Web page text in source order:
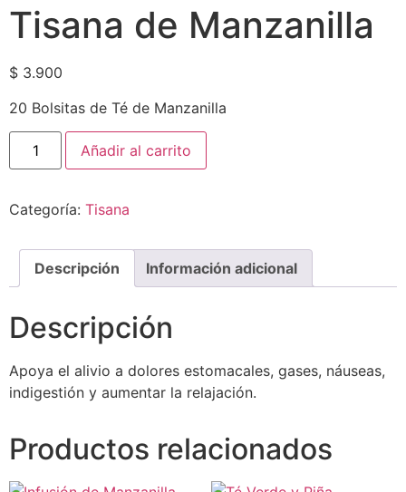
Tisana de Manzanilla
$ 3.900
20 Bolsitas de Té de Manzanilla
Añadir al carrito
Categoría: Tisana
Descripción Información adicional
Descripción
Apoya el alivio a dolores estomacales, gases, náuseas,
indigestión y aumentar la relajación.
Productos relacionados